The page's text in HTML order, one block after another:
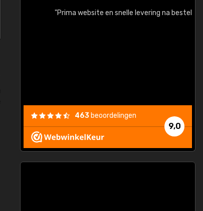
"Prima website en snelle levering na bestelling"
9,0
463 beoordelingen